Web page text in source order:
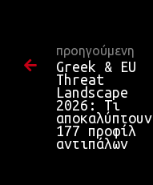
προηγούμενη
Greek & EU
Threat
Landscape
2026: Τι
αποκαλύπτουν
177 προφίλ
αντιπάλων